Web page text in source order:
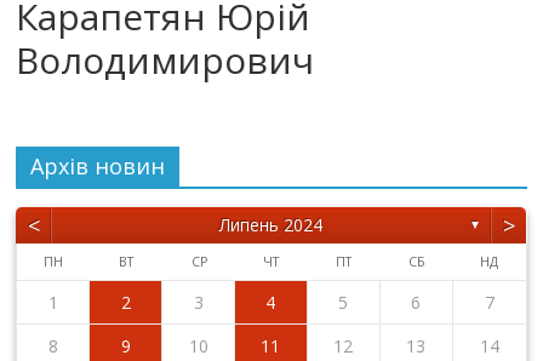
Карапетян Юрій
Володимирович
Архiв новин
< Липень 2024 ▼ >
ПН ВТ СР ЧТ ПТ СБ НД
1 2 3 4 5 6
7
8
9 10 11 12 13
14